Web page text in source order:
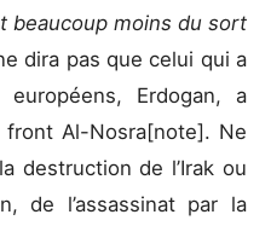
beaucoup moins du sort
dira pas que celui qui a
Erdogan, a
front Al-Nosra[note]. Ne
destruction de l’Irak ou
de l’assassinat par la